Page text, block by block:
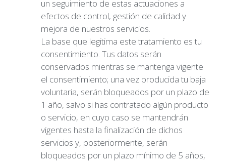
un seguimiento de estas actuaciones a
efectos de control, gestión de calidad y
mejora de nuestros servicios.
La base que legitima este tratamiento es tu
consentimiento. Tus datos serán
conservados mientras se mantenga vigente
el consentimiento; una vez producida tu baja
voluntaria, serán bloqueados por un plazo de
1 año, salvo si has contratado algún producto
o servicio, en cuyo caso se mantendrán
vigentes hasta la finalización de dichos
servicios y, posteriormente, serán
bloqueados por un plazo mínimo de 5 años,